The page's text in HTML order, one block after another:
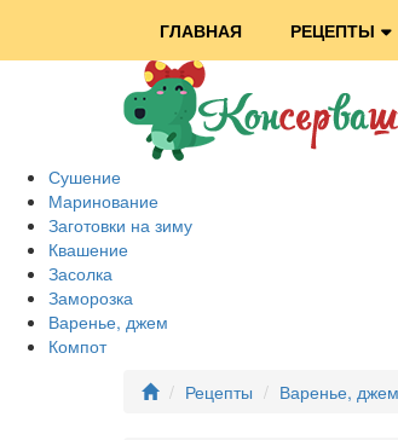
ГЛАВНАЯ РЕЦЕПТЫ
Сушение
Маринование
Заготовки на зиму
Квашение
Засолка
Заморозка
Варенье, джем
Компот
Рецепты
Варенье, джем